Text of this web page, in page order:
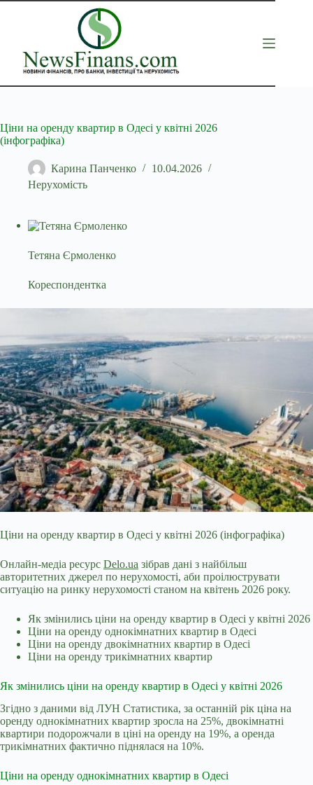
Перейти
Ціни на оренду квартир в Одесі у квітні 2026
(інфографіка)
Карина Панченко
10.04.2026
Нерухомість
Тетяна Єрмоленко
Кореспондентка
Ціни на оренду квартир в Одесі у квітні 2026 (інфографіка)
Онлайн-медіа ресурс Delo.ua зібрав дані з найбільш
авторитетних джерел по нерухомості, аби проілюструвати
ситуацію на ринку нерухомості станом на квітень 2026 року.
Як змінились ціни на оренду квартир в Одесі у квітні 2026
Ціни на оренду однокімнатних квартир в Одесі
Ціни на оренду двокімнатних квартир в Одесі
Ціни на оренду трикімнатних квартир
Як змінились ціни на оренду квартир в Одесі у квітні 2026
Згідно з даними від ЛУН Статистика, за останній рік ціна на
оренду однокімнатних квартир зросла на 25%, двокімнатні
квартири подорожчали в ціні на оренду на 19%, а оренда
трикімнатних фактично піднялася на 10%.
Ціни на оренду однокімнатних квартир в Одесі